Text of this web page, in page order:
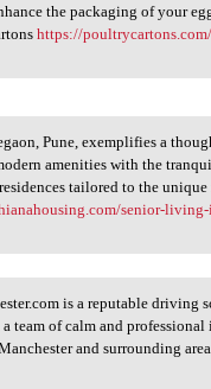
enhance
the packaging of your
https://
Pune, exemplifies a
amenities with the
tailored to the unique
senior-
is a reputable driving
team of calm and
and surrounding